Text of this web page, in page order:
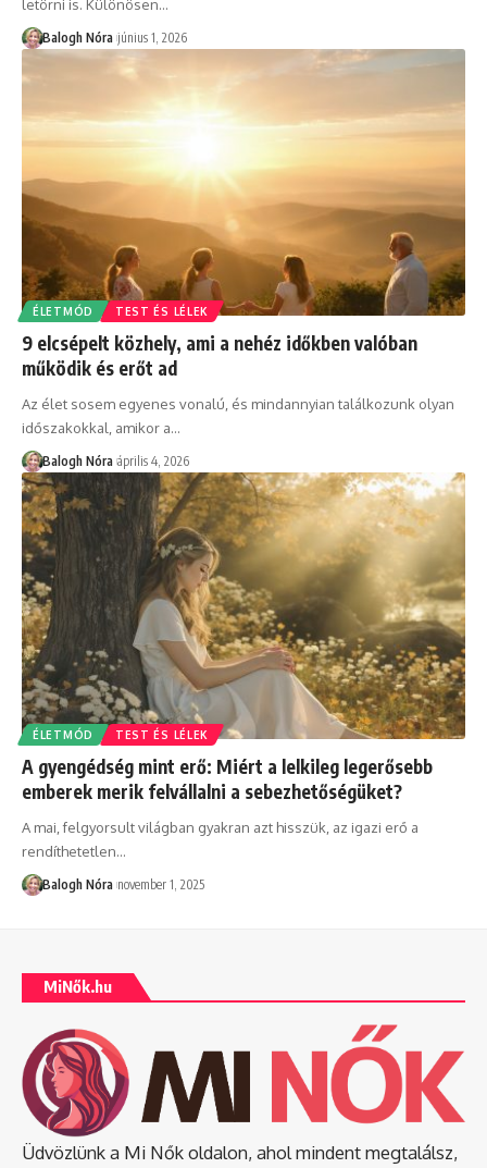
letörni is. Különösen…
Balogh Nóra június 1, 2026
ÉLETMÓD TEST ÉS LÉLEK
9 elcsépelt közhely, ami a nehéz időkben valóban
működik és erőt ad
Az élet sosem egyenes vonalú, és mindannyian találkozunk olyan
időszakokkal, amikor a…
Balogh Nóra április 4, 2026
ÉLETMÓD TEST ÉS LÉLEK
A gyengédség mint erő: Miért a lelkileg legerősebb
emberek merik felvállalni a sebezhetőségüket?
A mai, felgyorsult világban gyakran azt hisszük, az igazi erő a
rendíthetetlen…
Balogh Nóra november 1, 2025
MiNők.hu
Üdvözlünk a Mi Nők oldalon, ahol mindent megtalálsz,